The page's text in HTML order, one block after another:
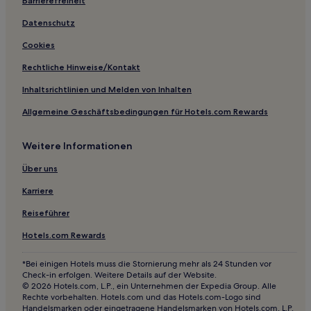
Hotels nahe Station Phahonyothin 24
Tao Pun: Hotels
Hotels nahe Bang Phlat Station
Hotels nahe Nachtmarkt One Ratchada
Hotels nahe King Power Downtown Complex
Hotels nahe Thai Airways Market
Hotels nahe U-Bahn-Station Huai Khwang
Chan Kasem: Hotels
Hotels nahe Bang Pho Station
Hotels nahe U-Bahn-Station Ratchadaphisek
Sanam Pao: Hotels
Hotels nahe S-Bahn-Station Victory Monument
Datenschutz
Cookies
Rechtliche Hinweise/Kontakt
Inhaltsrichtlinien und Melden von Inhalten
Allgemeine Geschäftsbedingungen für Hotels.com Rewards
Weitere Informationen
Über uns
Karriere
Reiseführer
Hotels.com Rewards
*Bei einigen Hotels muss die Stornierung mehr als 24 Stunden vor
Check-in erfolgen. Weitere Details auf der Website.
© 2026 Hotels.com, L.P., ein Unternehmen der Expedia Group. Alle
Rechte vorbehalten. Hotels.com und das Hotels.com-Logo sind
Handelsmarken oder eingetragene Handelsmarken von Hotels.com, L.P.